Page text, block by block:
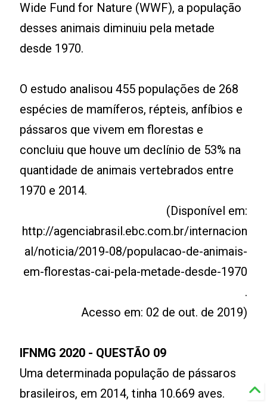
Wide Fund for Nature (WWF), a população
desses animais diminuiu pela metade
desde 1970.
O estudo analisou 455 populações de 268
espécies de mamíferos, répteis, anfíbios e
pássaros que vivem em florestas e
concluiu que houve um declínio de 53% na
quantidade de animais vertebrados entre
1970 e 2014.
(Disponível em:
http://agenciabrasil.ebc.com.br/internacion
al/noticia/2019-08/populacao-de-animais-
em-florestas-cai-pela-metade-desde-1970
.
Acesso em: 02 de out. de 2019)
IFNMG 2020 - QUESTÃO 09
Uma determinada população de pássaros
brasileiros, em 2014, tinha 10.669 aves.